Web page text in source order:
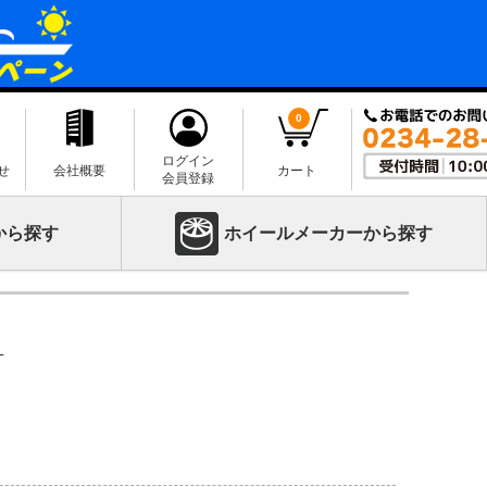
会社概要
ログイン
会員登録
0
カート
ら探す ホイールメーカーから探す